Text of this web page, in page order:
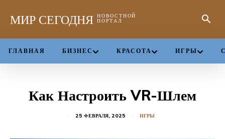
МИР СЕГОДНЯ НОВОСТНОЙ
ПОРТАЛ
ГЛАВНАЯ БИЗНЕС КРАСОТА ИГРЫ
Как Настроить VR-Шлем
25 ФЕВРАЛЯ, 2025 ИГРЫ